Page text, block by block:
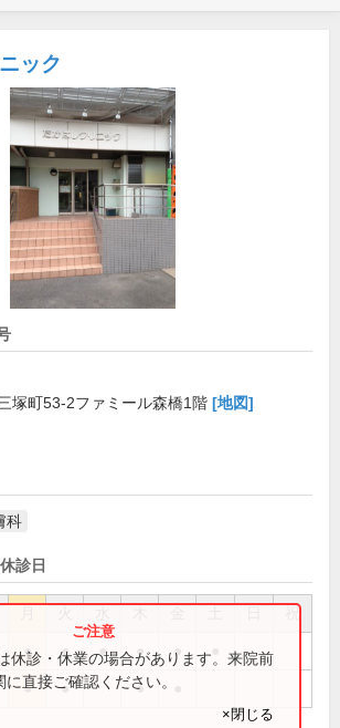
ック
塚町53-2ファミール森橋1階 [地図]
科
診日
祝
● ● ● ● ●
● ● ●
休診・休業の場合があります。来院前
直接ご確認ください。
×閉じる